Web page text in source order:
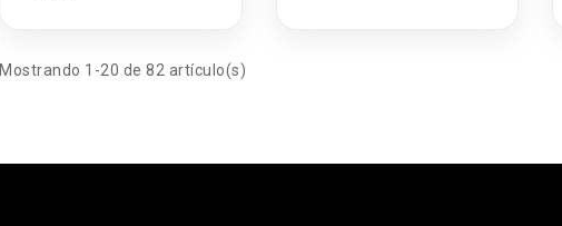
Mostrando 1-20 de 82 artículo(s)